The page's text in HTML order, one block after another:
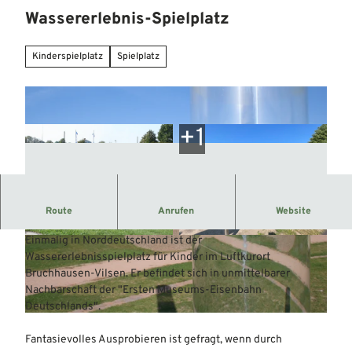
Wassererlebnis-Spielplatz
Kinderspielplatz Spielplatz
© Mittelweser-Touristik GmbH | CC-BY © Mittelweser-Touristik GmbH |
Route Anrufen Website
Auf ca. 5000 m² befinden sich unterschiedliche
Einmalig in Norddeutschland ist der
Wassererlebnisspielplatz für Kinder im Luftkurort
Bruchhausen-Vilsen. Er befindet sich in unmittelbarer
Nachbarschaft der "Ersten Museums-Eisenbahn
Deutschlands".
Fantasievolles Ausprobieren ist gefragt, wenn durch